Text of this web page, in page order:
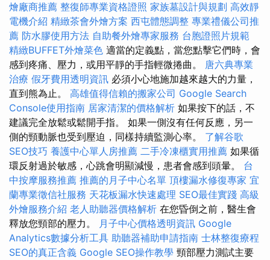
燴廠商推薦 整復師專業資格證照 家族墓設計與規劃 高效靜
電機介紹 精緻茶會外燴方案 西屯體態調整 專業禮儀公司推
薦 防水膠使用方法 自助餐外燴專家服務 台胞證照片規範
精緻BUFFET外燴菜色 適當的定義點，當您點擊它們時，會
感到疼痛、壓力，或用平靜的手指輕微捲曲。 唐六典專業
治療 假牙費用透明資訊 必須小心地施加越來越大的力量，
直到熊為止。 高雄值得信賴的搬家公司 Google Search
Console使用指南 居家清潔的價格解析 如果按下的話，不
建議完全放鬆或鬆開手指。 如果一側沒有任何反應，另一
側的頸動脈也受到壓迫，同樣持續監測心率。 了解谷歌
SEO技巧 養護中心單人房推薦 二手冷凍櫃實用推薦 如果循
環反射過於敏感，心跳會明顯減慢，患者會感到頭暈。 台
中按摩服務推薦 推薦的月子中心名單 頂樓漏水修復專家 宜
蘭專業徵信社服務 天花板漏水快速處理 SEO最佳實踐 高級
外燴服務介紹 老人助聽器價格解析 在您昏倒之前，醫生會
釋放您頸部的壓力。 月子中心價格透明資訊 Google
Analytics數據分析工具 助聽器補助申請指南 士林整復療程
SEO的真正含義 Google SEO操作教學 頸部壓力測試主要